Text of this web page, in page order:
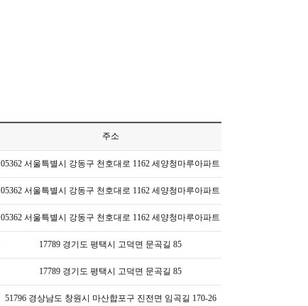
주소
05362 서울특별시 강동구 천호대로 1162 세양청마루아파트
05362 서울특별시 강동구 천호대로 1162 세양청마루아파트
05362 서울특별시 강동구 천호대로 1162 세양청마루아파트
17789 경기도 평택시 고덕면 문곡길 85
17789 경기도 평택시 고덕면 문곡길 85
51796 경상남도 창원시 마산합포구 진전면 임곡길 170-26